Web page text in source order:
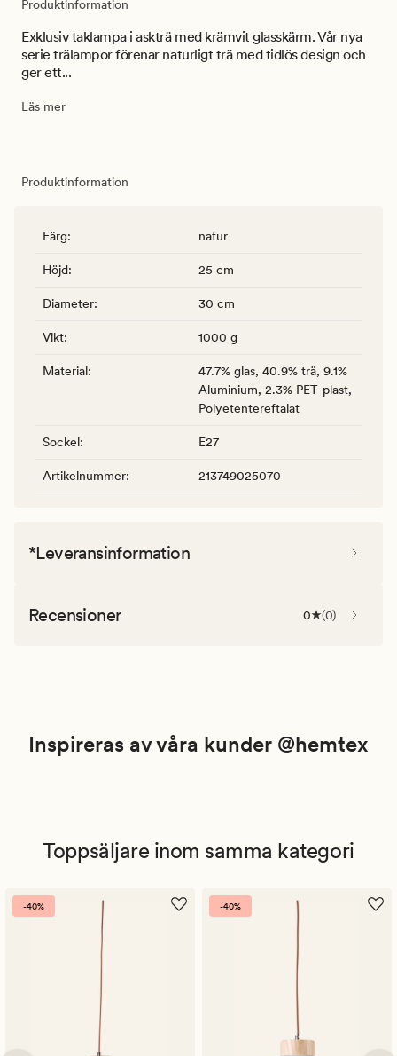
Produktinformation
Exklusiv taklampa i askträ med krämvit glasskärm. Vår nya
serie trälampor förenar naturligt trä med tidlös design och
ger ett...
Läs mer
Produktinformation
Färg: natur
Höjd: 25 cm
Diameter: 30 cm
Vikt: 1000 g
Material:
47.7% glas, 40.9% trä, 9.1%
Aluminium, 2.3% PET-plast,
Polyetentereftalat
Sockel: E27
Artikelnummer: 213749025070
*Leveransinformation
Recensioner 0 (0)
Inspireras av våra kunder @hemtex
Toppsäljare inom samma kategori
-40% -40%